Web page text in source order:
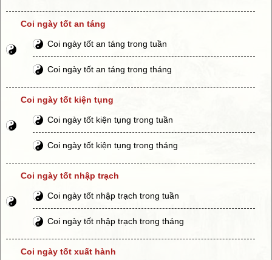
Coi ngày tốt an táng
Coi ngày tốt an táng trong tuần
Coi ngày tốt an táng trong tháng
Coi ngày tốt kiện tụng
Coi ngày tốt kiện tụng trong tuần
Coi ngày tốt kiện tụng trong tháng
Coi ngày tốt nhập trạch
Coi ngày tốt nhập trạch trong tuần
Coi ngày tốt nhập trạch trong tháng
Coi ngày tốt xuất hành